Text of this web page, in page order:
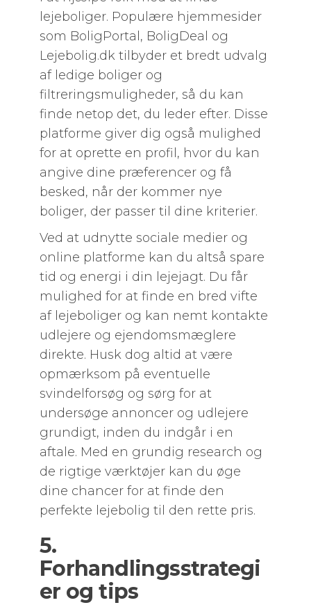
lejeboliger. Populære hjemmesider
som BoligPortal, BoligDeal og
Lejebolig.dk tilbyder et bredt udvalg
af ledige boliger og
filtreringsmuligheder, så du kan
finde netop det, du leder efter. Disse
platforme giver dig også mulighed
for at oprette en profil, hvor du kan
angive dine præferencer og få
besked, når der kommer nye
boliger, der passer til dine kriterier.
Ved at udnytte sociale medier og
online platforme kan du altså spare
tid og energi i din lejejagt. Du får
mulighed for at finde en bred vifte
af lejeboliger og kan nemt kontakte
udlejere og ejendomsmæglere
direkte. Husk dog altid at være
opmærksom på eventuelle
svindelforsøg og sørg for at
undersøge annoncer og udlejere
grundigt, inden du indgår i en
aftale. Med en grundig research og
de rigtige værktøjer kan du øge
dine chancer for at finde den
perfekte lejebolig til den rette pris.
5.
Forhandlingsstrategi
er og tips